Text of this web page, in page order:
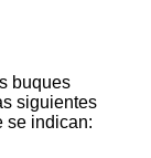
buques
siguientes
se indican: